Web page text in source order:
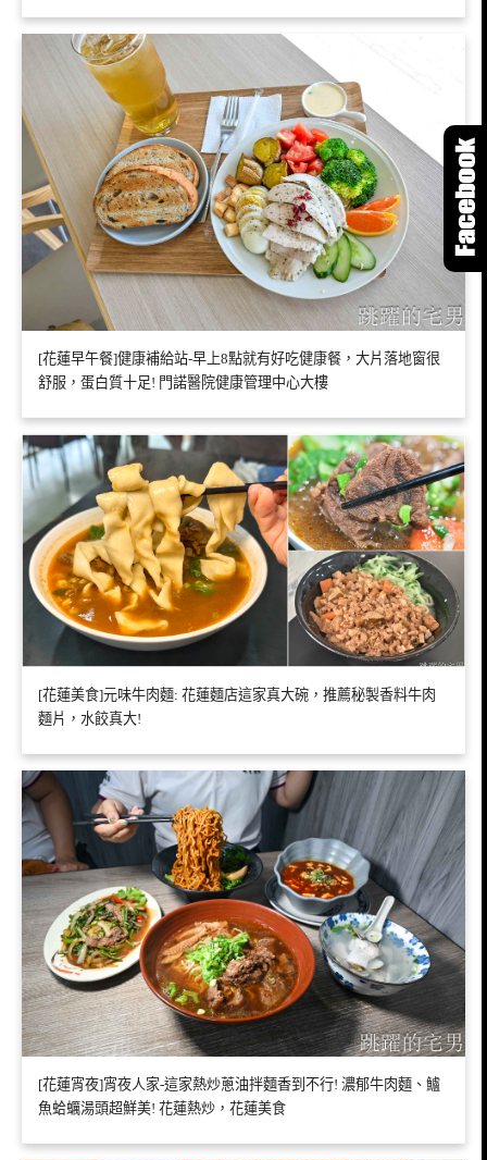
[花蓮早午餐]健康補給站-早上8點就有好吃健康餐，大片落地窗很
舒服，蛋白質十足! 門諾醫院健康管理中心大樓
[花蓮美食]元味牛肉麵: 花蓮麵店這家真大碗，推薦秘製香料牛肉
麵片，水餃真大!
[花蓮宵夜]宵夜人家-這家熱炒蔥油拌麵香到不行! 濃郁牛肉麵、鱸
魚蛤蠣湯頭超鮮美! 花蓮熱炒，花蓮美食